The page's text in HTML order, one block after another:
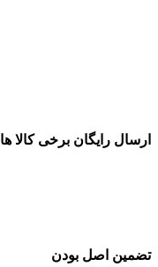
ارسال رایگان برخی کالا ها
تضمین اصل بودن